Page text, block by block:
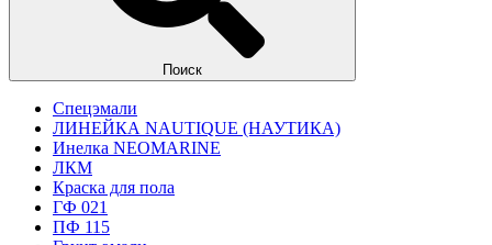
Поиск
Спецэмали
ЛИНЕЙКА NAUTIQUE (НАУТИКА)
Инелка NEOMARINE
ЛКМ
Краска для пола
ГФ 021
ПФ 115